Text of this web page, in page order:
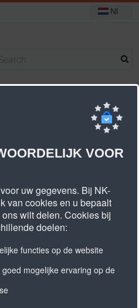
Nl
VOOR
uw gegevens. Bij NK-
van cookies en u bepaalt
wilt delen. Cookies bij
doelen:
functies op de website
mogelijke ervaring op de